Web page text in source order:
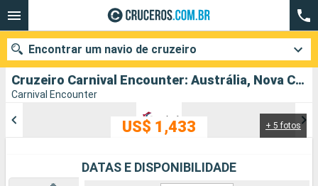
Cruzeiro Carnival Encounter: Austrália, Nova Caledônia partindo de Brisbane
Carnival Encounter
+ 5 fotos
US$ 1,433
DATAS E DISPONIBILIDADE
Encontrar um navio de cruzeiro